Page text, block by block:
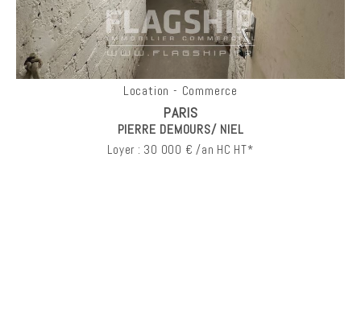
Location - Commerce
PARIS
PIERRE DEMOURS/ NIEL
Loyer : 30 000 € /an HC HT*